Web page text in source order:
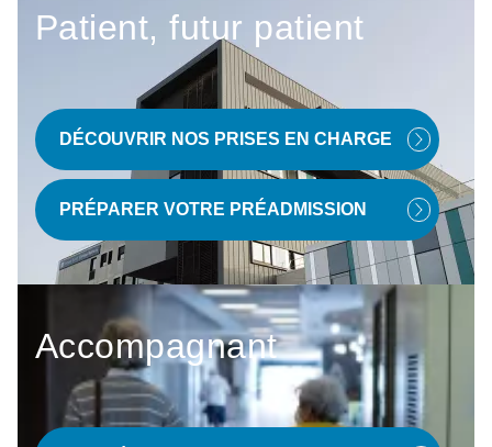
Patient, futur patient
DÉCOUVRIR NOS PRISES EN CHARGE
PRÉPARER VOTRE PRÉADMISSION
Accompagnant